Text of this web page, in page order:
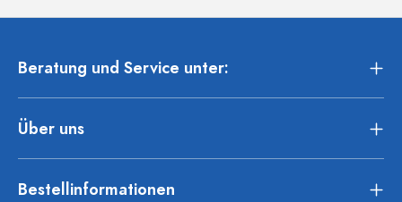
Beratung und Service unter:
Über uns
Bestellinformationen